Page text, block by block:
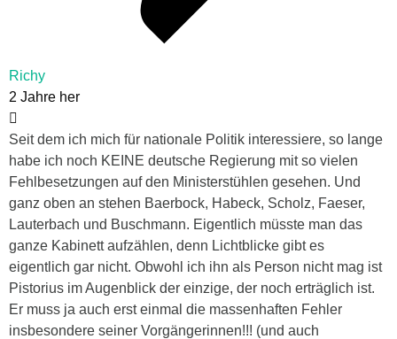
Richy
2 Jahre her
Seit dem ich mich für nationale Politik interessiere, so lange
habe ich noch KEINE deutsche Regierung mit so vielen
Fehlbesetzungen auf den Ministerstühlen gesehen. Und
ganz oben an stehen Baerbock, Habeck, Scholz, Faeser,
Lauterbach und Buschmann. Eigentlich müsste man das
ganze Kabinett aufzählen, denn Lichtblicke gibt es
eigentlich gar nicht. Obwohl ich ihn als Person nicht mag ist
Pistorius im Augenblick der einzige, der noch erträglich ist.
Er muss ja auch erst einmal die massenhaften Fehler
insbesondere seiner Vorgängerinnen!!! (und auch